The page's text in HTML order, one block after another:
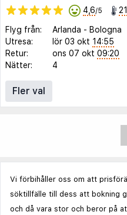
4,6/5
Flyg från: Arlanda - Bologna
Utresa:
lör 03 okt 14:55
Retur:
ons 07 okt 09:20
Nätter:
4
Fler val
Vi förbihåller oss om att
söktillfälle till dess att bokning
och då vara stor och beror på